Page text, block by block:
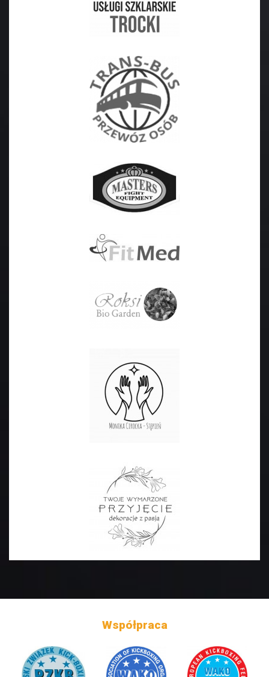
Współpraca